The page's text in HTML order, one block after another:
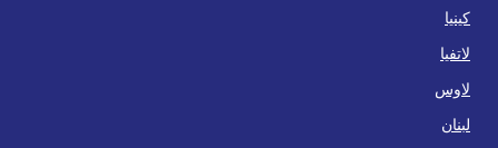
كينيا
لاتفيا
لاوس
لبنان